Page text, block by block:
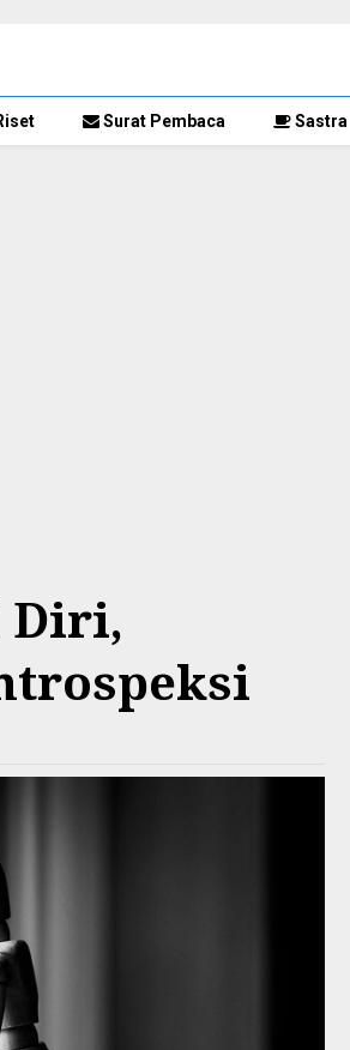
Surat Pembaca Sastra
Diri,